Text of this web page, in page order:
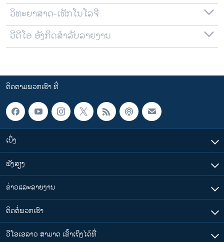
ວິທະຍາສາດ-ເທັກໂນໂລຈີ
ວີດີໂອ ອັງກິດສຳລັບລາຍງານ
ຕິດຕາມພວກເຮົາ ທີ່
ເບິ່ງ
ຟັງສຽງ
ຂ່າວແລະລາຍງານ
ຕິດຕໍ່ພວກເຮົາ
ວີໂອເອລາວ ສາມາດ ເຂົ້າເຖິງໄດ້ທີ່